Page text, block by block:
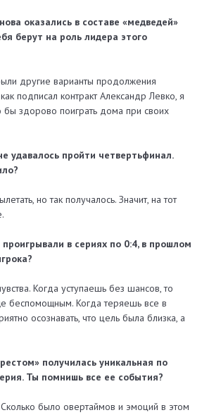
оказались в составе «медведей»
берут на роль лидера этого
другие варианты продолжения
подписал контракт Александр Левко, я
здорово поиграть дома при своих
удавалось пройти четвертьфинал.
но так получалось. Значит, на тот
в сериях по 0:4, в прошлом
Когда уступаешь без шансов, то
беспомощным. Когда теряешь все в
осознавать, что цель была близка, а
получилась уникальная по
Ты помнишь все ее события?
было овертаймов и эмоций в этом